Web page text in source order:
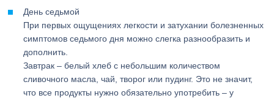
День седьмой
При первых ощущениях легкости и затухании болезненных
симптомов седьмого дня можно слегка разнообразить и
дополнить.
Завтрак – белый хлеб с небольшим количеством
сливочного масла, чай, творог или пудинг. Это не значит,
что все продукты нужно обязательно употребить – у